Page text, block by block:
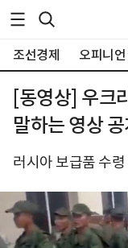
조선경제 오피니언
[동영상] 우크
말하는 영상
러시아 보급품 수